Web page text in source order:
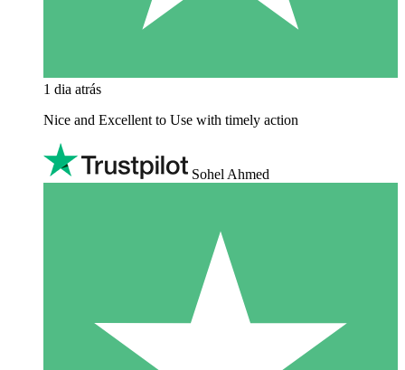
1 dia atrás
Nice and Excellent to Use with timely action
Sohel Ahmed